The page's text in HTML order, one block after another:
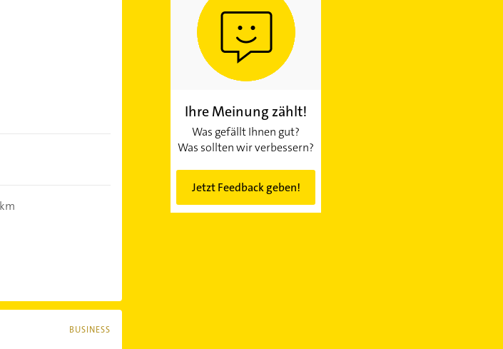
BUSINESS
Ihre Meinung zählt!
Was gefällt Ihnen gut?
Was sollten wir verbessern?
Jetzt Feedback geben!